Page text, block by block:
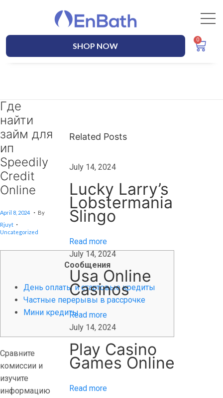
SHOP NOW
Где
найти
займ для
ип
Speedily
Credit
Online
April 8, 2024
U
1
. By
Rjuyt .
Uncategorized
Сообщения
День оплаты и стартовые кредиты
Частные перерывы в рассрочке
Мини кредиты
Сравните
комиссии и
изучите
информацию
Z
a
k
a
d
h
a
a
r
a
t
y
s
Related Posts
July 14, 2024
Lucky Larry’s
Lobstermania
Slingo
Read more
July 14, 2024
Usa Online
Casinos
Read more
July 14, 2024
Play Casino
Games Online
Read more